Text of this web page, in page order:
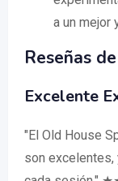
a un mejor
Reseñas
Excelente
"El Old House
son